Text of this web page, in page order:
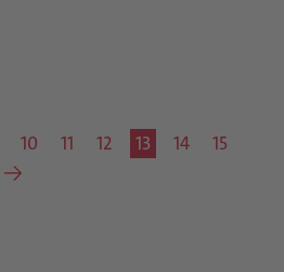
10 11 12 13 14
15
→